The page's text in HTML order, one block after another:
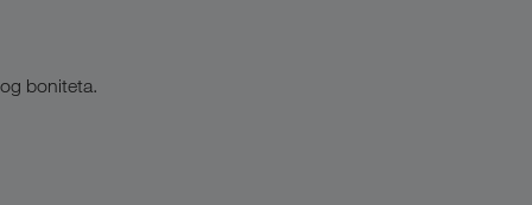
boniteta.